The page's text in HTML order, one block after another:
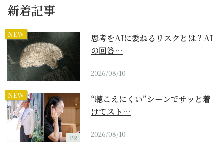
新着記事
NEW
思考をAIに委ねるリスクとは？AI
の回答…
2026/08/10
NEW
PR
“聴こえにくい”シーンでサッと着
けてスト…
2026/08/10